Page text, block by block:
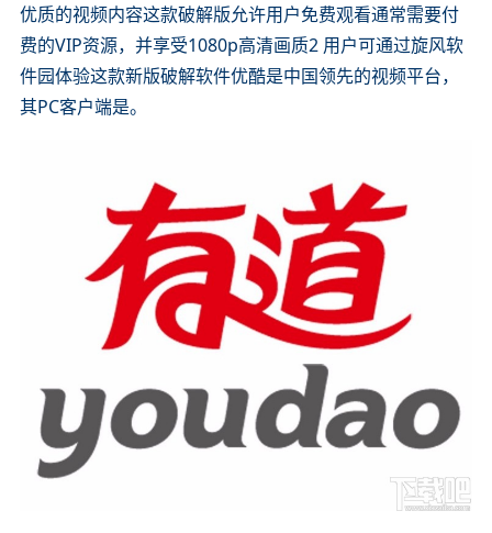
优质的视频内容这款破解版允许用户免费观看通常需要付
费的VIP资源，并享受1080p高清画质2 用户可通过旋风软
件园体验这款新版破解软件优酷是中国领先的视频平台，
其PC客户端是。